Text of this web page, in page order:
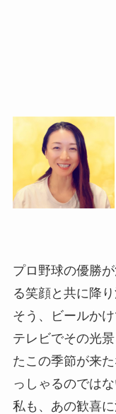
プロ野球の優勝
る笑顔と共に降
そう、ビールかけ
テレビでその光
たこの季節が来
っしゃるのではな
私も、あの歓喜